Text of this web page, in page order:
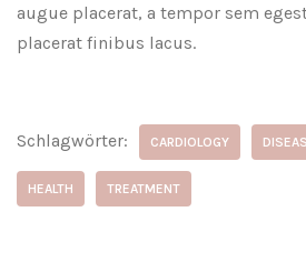
augue placerat, a tempor sem
placerat finibus lacus.
Schlagwörter: CARDIOLOGY
HEALTH TREATMENT